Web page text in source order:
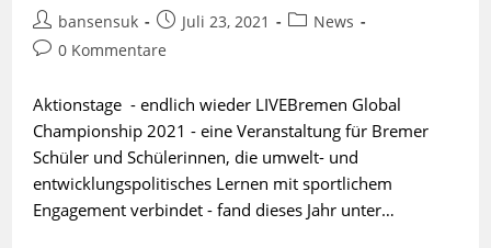
Beitrags-
Autor:
bansensuk
Beitrag
veröffentlicht:
Juli 23, 2021
Beitrags-
News
Beitrags-
0 Kommentare
Aktionstage - endlich wieder LIVEBremen Global
Championship 2021 - eine Veranstaltung für Bremer
Schüler und Schülerinnen, die umwelt- und
entwicklungspolitisches Lernen mit sportlichem
Engagement verbindet - fand dieses Jahr unter…